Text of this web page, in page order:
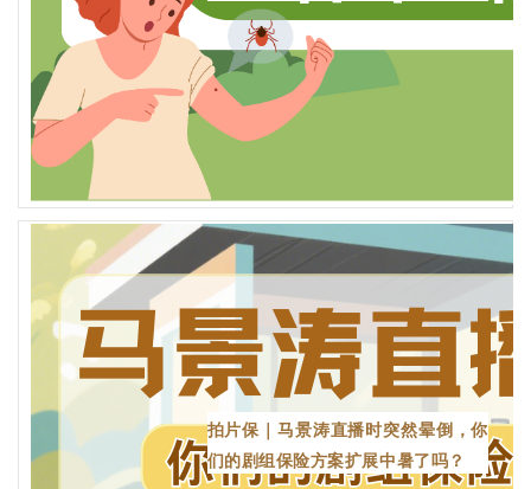
拍片保｜马景涛直播时突然晕倒，你
们的剧组保险方案扩展中暑了吗？